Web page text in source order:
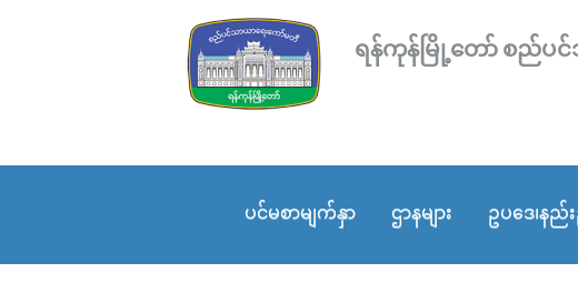
ရန်ကုန်မြို့တော် စည်ပ
ပင်မစာမျက်နှာ ဌာနများ ဥပဒေ၊နည်း